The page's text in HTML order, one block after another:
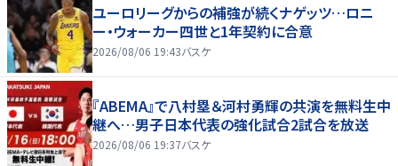
ユーロリーグからの補強が続くナゲッツ…ロニ
ー・ウォーカー四世と1年契約に合意
2026/08/06 19:43バスケ
『ABEMA』で八村塁＆河村勇輝の共演を無料生中
継へ…男子日本代表の強化試合2試合を放送
2026/08/06 19:37バスケ